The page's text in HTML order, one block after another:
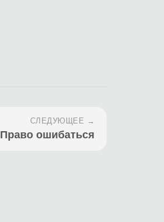
СЛЕДУЮЩЕЕ →
Право ошибаться